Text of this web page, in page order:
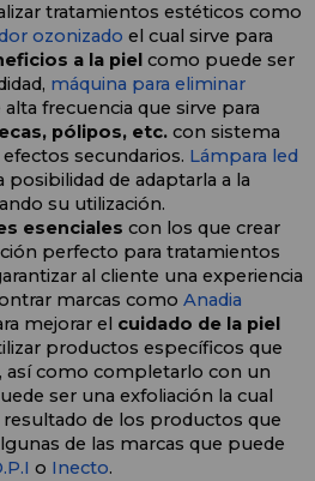
tratamientos estéticos como
ozonizado el cual sirve para
a la piel como puede ser
máquina para eliminar
pólipos, etc. con sistema
secundarios. Lámpara led
de adaptarla a la
su utilización.
esenciales con los que crear
perfecto para tratamientos
al cliente una experiencia
marcas como Anadia
mejorar el cuidado de la piel
productos específicos que
así como completarlo con un
ser una exfoliación la cual
de los productos que
de las marcas que puede
o Inecto.